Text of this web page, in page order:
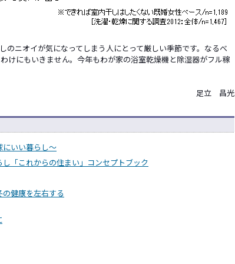
ニオイが気になってしまう人にとって厳しい季節です。なるべ
けにもいきません。今年もわが家の浴室乾燥機と除湿器がフル稼
足立 昌光
いい暮らし～
「これからの住まい」コンセプトブック
健康を左右する